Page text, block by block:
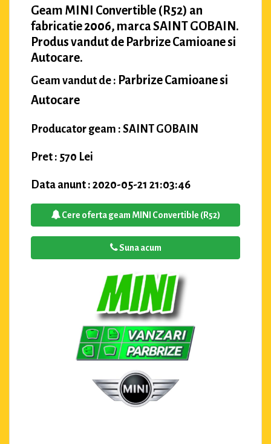
Geam MINI Convertible (R52) an
fabricatie 2006, marca SAINT GOBAIN.
Produs vandut de Parbrize Camioane si
Autocare.
Geam vandut de : Parbrize Camioane si
Autocare
Producator geam : SAINT GOBAIN
Pret : 570 Lei
Data anunt : 2020-05-21 21:03:46
Cere oferta geam MINI Convertible (R52)
Suna acum